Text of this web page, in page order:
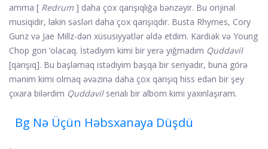
amma [ Redrum ] daha çox qarışıqlığa bənzəyir. Bu orijinal
musiqidir, lakin səsləri daha çox qarışıqdır. Busta Rhymes, Cory
Gunz və Jae Millz-dən xüsusiyyətlər əldə etdim. Kardiak və Young
Chop gon ’olacaq. İstədiyim kimi bir yerə yığmadım Quddavil
[qarışıq]. Bu başlamaq istədiyim başqa bir seriyadır, buna görə
mənim kimi olmaq əvəzinə daha çox qarışıq hiss edən bir şey
çıxara bilərdim Quddavilserialı bir albom kimi yaxınlaşıram.
Bg Nə Üçün Həbsxanaya Düşdü